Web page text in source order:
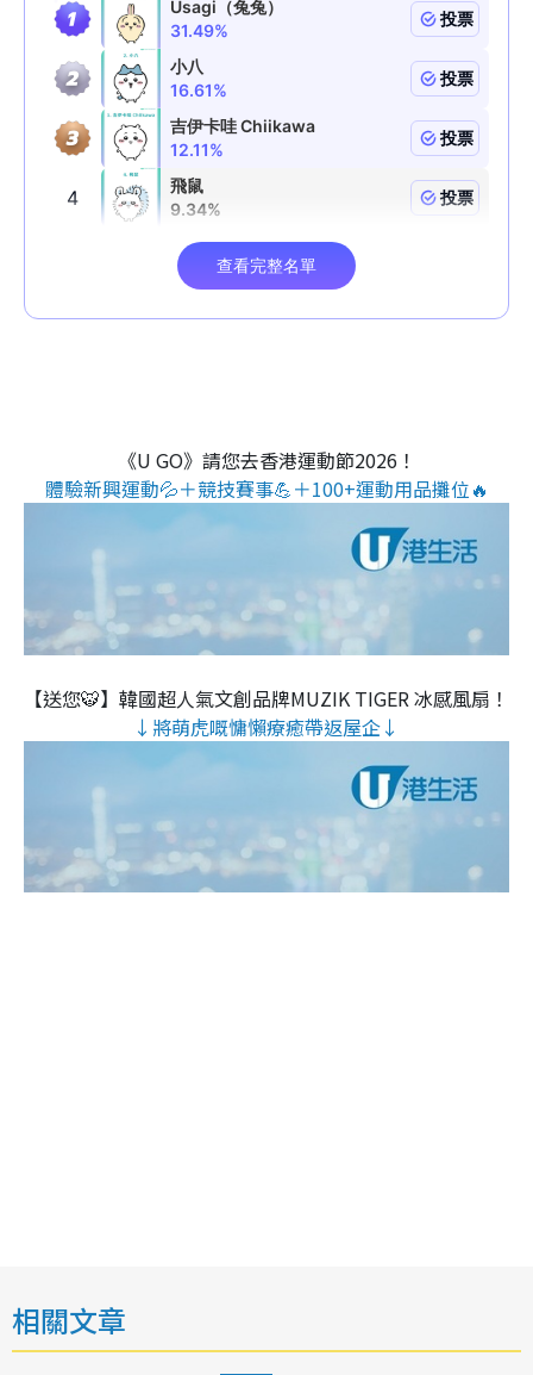
《U GO》請您去香港運動節2026！
體驗新興運動💦＋競技賽事💪＋100+運動用品攤位🔥
【送您🐯】韓國超人氣文創品牌MUZIK TIGER 冰感風扇！
↓將萌虎嘅慵懶療癒帶返屋企↓
相關文章